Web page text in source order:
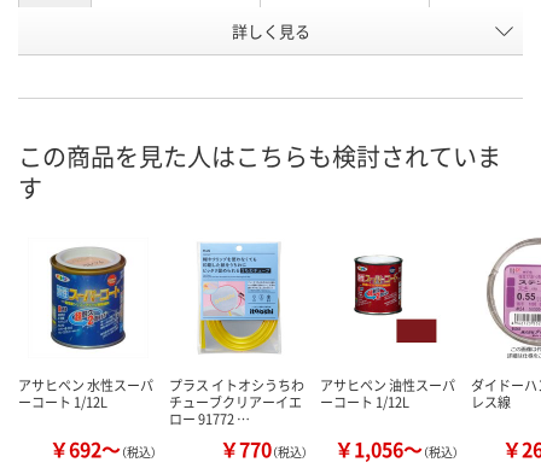
X924919 X924921
8月25日（火）
カゴへ カゴへ カ
詳しく見る
この商品を見た人はこちらも検討されていま
す
アサヒペン 水性スーパ
ーコート 1/12L
￥692～（税込）
プラス イトオシうちわ
チューブクリアーイエ
ロー 91772 …
￥770（税込）
アサヒペン 油性スーパ
ーコート 1/12L
￥1,056～（税込）
ダイドー
レス線
￥